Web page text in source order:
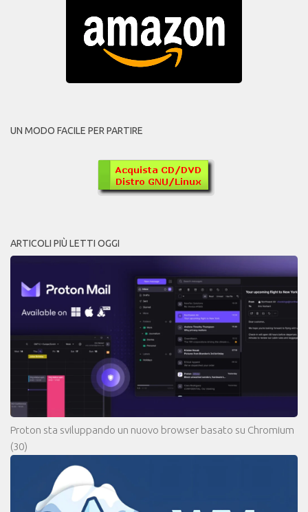
UN MODO FACILE PER PARTIRE
ARTICOLI PIÙ LETTI OGGI
Proton sta sviluppando un nuovo browser basato su Chromium
(30)